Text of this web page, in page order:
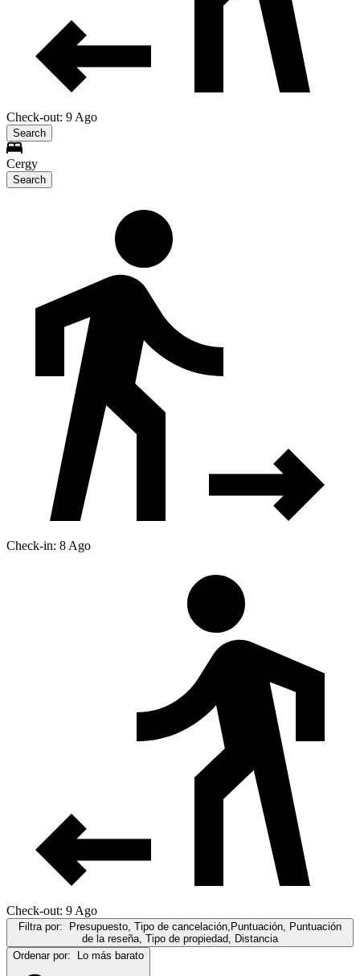
Check-out: 9 Ago
Search
Cergy
Search
Check-in: 8 Ago
Check-out: 9 Ago
Filtra por: Presupuesto, Tipo de cancelación,Puntuación, Puntuación
de la reseña, Tipo de propiedad, Distancia
Ordenar por: Lo más barato